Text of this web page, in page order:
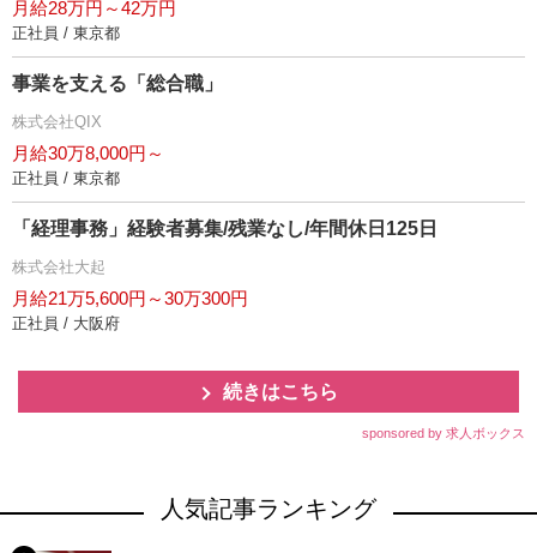
月給28万円～42万円
正社員 / 東京都
事業を支える「総合職」
株式会社QIX
月給30万8,000円～
正社員 / 東京都
「経理事務」経験者募集/残業なし/年間休日125日
株式会社大起
月給21万5,600円～30万300円
正社員 / 大阪府
続きはこちら
sponsored by 求人ボックス
人気記事ランキング